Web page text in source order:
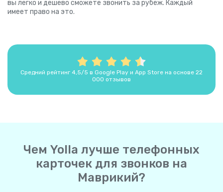
вы легко и дешево сможете звонить за рубеж. Каждый
имеет право на это.
Средний рейтинг 4,5/5 в Google Play и App Store на основе 22
000 отзывов
Чем Yolla лучше телефонных
карточек для звонков на
Маврикий?